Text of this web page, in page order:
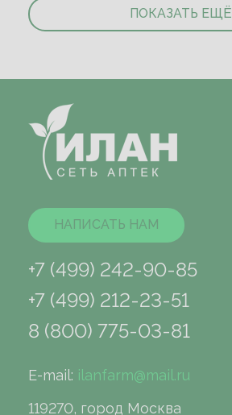
ПОКАЗАТЬ ЕЩЁ
НАПИСАТЬ НАМ
+7 (499) 242-90-85
+7 (499) 212-23-51
8 (800) 775-03-81
E-mail: ilanfarm@mail.ru
119270, город Москва